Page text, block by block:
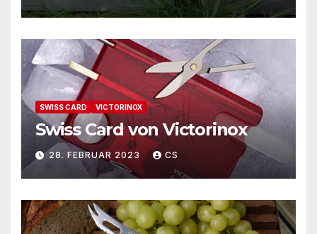
SWISS CARD VICTORINOX
Swiss Card von Victorinox
28. FEBRUAR 2023 CS